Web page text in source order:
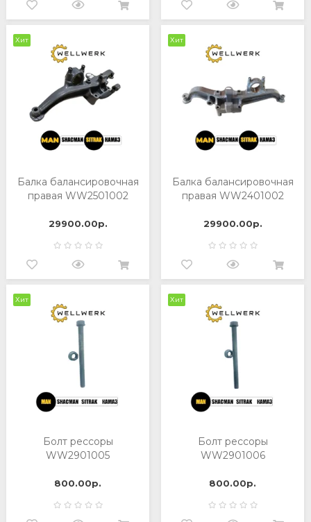
Хит
Балка балансировочная
правая WW2501002
29900.00р.
Хит
Балка балансировочная
правая WW2401002
29900.00р.
Хит
Болт рессоры
WW2901005
800.00р.
Хит
Болт рессоры
WW2901006
800.00р.